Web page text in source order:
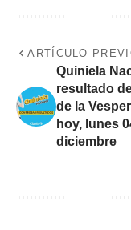
ARTÍCULO
Quiniela
resultado
de la
hoy, lunes
diciembre